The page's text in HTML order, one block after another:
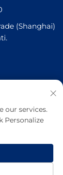
(Shanghai)
settimanale
our services.
Personalize